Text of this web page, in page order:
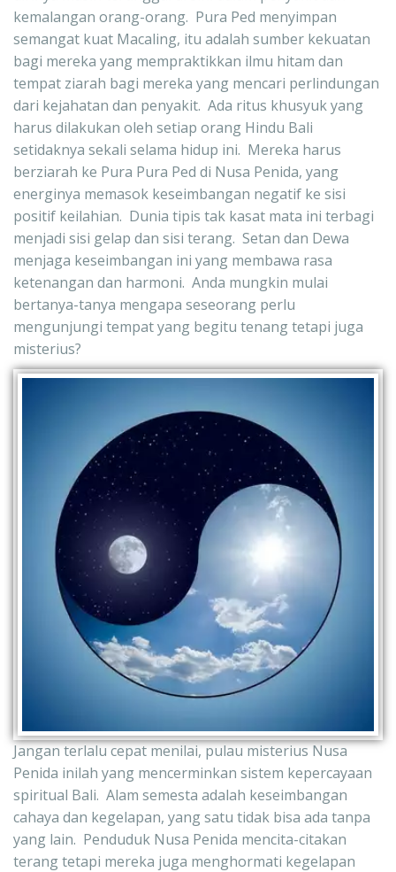
kemalangan orang-orang.  Pura Ped menyimpan
semangat kuat Macaling, itu adalah sumber kekuatan
bagi mereka yang mempraktikkan ilmu hitam dan
tempat ziarah bagi mereka yang mencari perlindungan
dari kejahatan dan penyakit.  Ada ritus khusyuk yang
harus dilakukan oleh setiap orang Hindu Bali
setidaknya sekali selama hidup ini.  Mereka harus
berziarah ke Pura Pura Ped di Nusa Penida, yang
energinya memasok keseimbangan negatif ke sisi
positif keilahian.  Dunia tipis tak kasat mata ini terbagi
menjadi sisi gelap dan sisi terang.  Setan dan Dewa
menjaga keseimbangan ini yang membawa rasa
ketenangan dan harmoni.  Anda mungkin mulai
bertanya-tanya mengapa seseorang perlu
mengunjungi tempat yang begitu tenang tetapi juga
misterius?
Jangan terlalu cepat menilai, pulau misterius Nusa
Penida inilah yang mencerminkan sistem kepercayaan
spiritual Bali.  Alam semesta adalah keseimbangan
cahaya dan kegelapan, yang satu tidak bisa ada tanpa
yang lain.  Penduduk Nusa Penida mencita-citakan
terang tetapi mereka juga menghormati kegelapan